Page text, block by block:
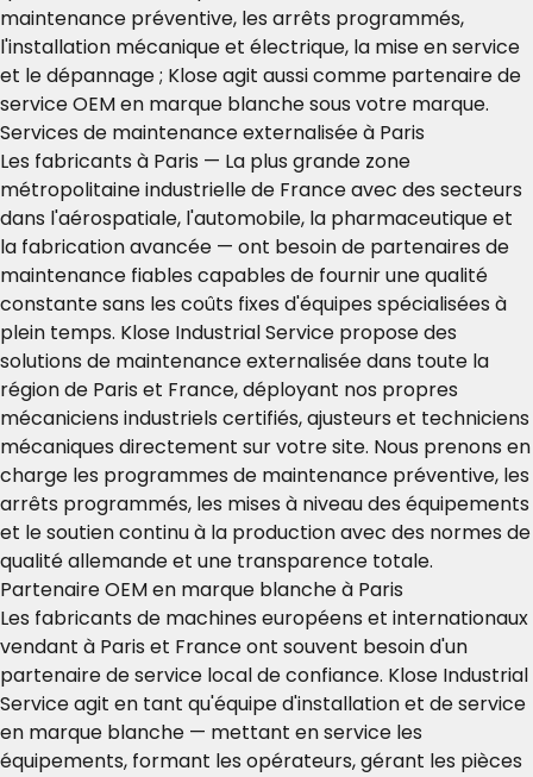
maintenance préventive, les arrêts programmés,
l'installation mécanique et électrique, la mise en service
et le dépannage ; Klose agit aussi comme partenaire de
service OEM en marque blanche sous votre marque.
Services de maintenance externalisée à Paris
Les fabricants à Paris — La plus grande zone
métropolitaine industrielle de France avec des secteurs
dans l'aérospatiale, l'automobile, la pharmaceutique et
la fabrication avancée — ont besoin de partenaires de
maintenance fiables capables de fournir une qualité
constante sans les coûts fixes d'équipes spécialisées à
plein temps. Klose Industrial Service propose des
solutions de maintenance externalisée dans toute la
région de Paris et France, déployant nos propres
mécaniciens industriels certifiés, ajusteurs et techniciens
mécaniques directement sur votre site. Nous prenons en
charge les programmes de maintenance préventive, les
arrêts programmés, les mises à niveau des équipements
et le soutien continu à la production avec des normes de
qualité allemande et une transparence totale.
Partenaire OEM en marque blanche à Paris
Les fabricants de machines européens et internationaux
vendant à Paris et France ont souvent besoin d'un
partenaire de service local de confiance. Klose Industrial
Service agit en tant qu'équipe d'installation et de service
en marque blanche — mettant en service les
équipements, formant les opérateurs, gérant les pièces